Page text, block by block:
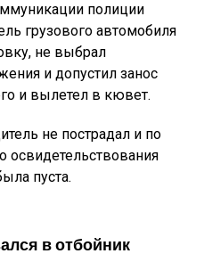
полиции
грузового автомобиля
не выбрал
и допустил занос
и вылетел в кювет.
не пострадал и по
освидетельствования
пуста.
в отбойник